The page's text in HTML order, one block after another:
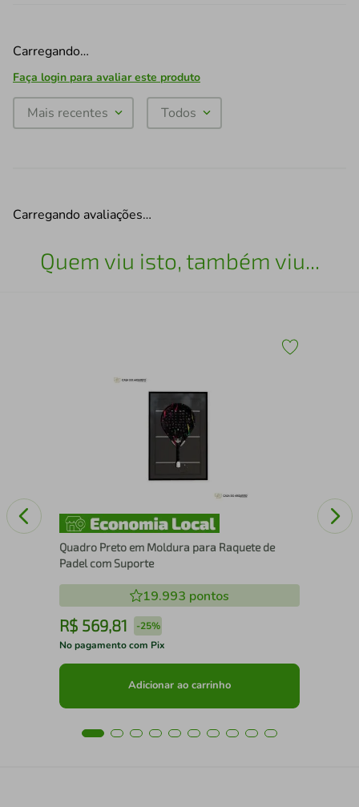
Carregando…
Faça login para avaliar este produto
Mais recentes Todos
Carregando avaliações…
Quem viu isto, também viu...
Quadro Preto em Moldura para Raquete de
Padel com Suporte
19.993 pontos
R$ 569,81 -25%
No pagamento com Pix
Adicionar ao carrinho